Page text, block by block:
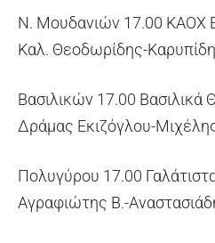
Ν. Μουδανιών 17.00 ΚΑΟΧ
Καλ. Θεοδωρίδης-
Βασιλικών 17.00 Βασιλικά
Δράμας Εκιζόγλου-
Πολυγύρου 17.00
Αγραφιώτης Β.-